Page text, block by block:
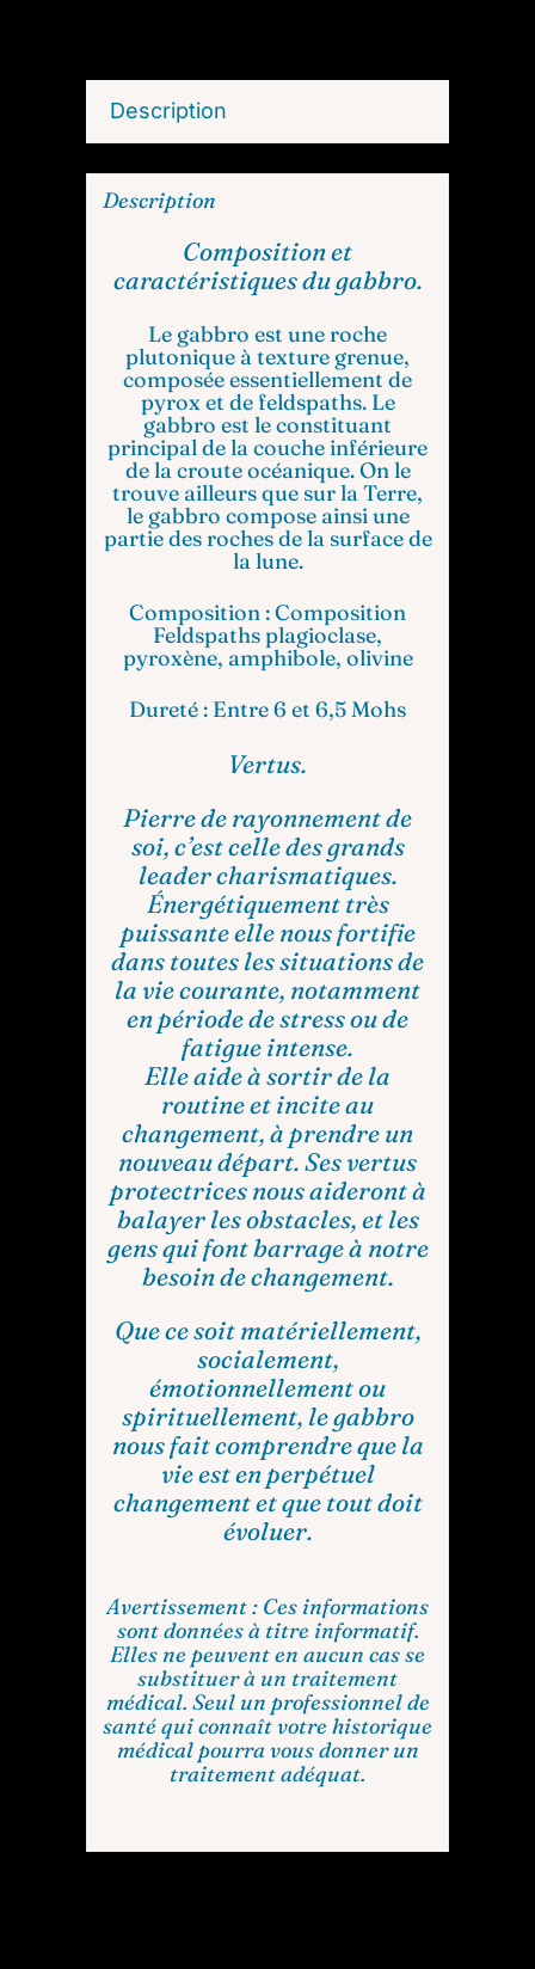
Description
Description
Composition et
caractéristiques du gabbro.
Le gabbro est une roche
plutonique à texture grenue,
composée essentiellement de
pyrox et de feldspaths. Le
gabbro est le constituant
principal de la couche inférieure
de la croute océanique. On le
trouve ailleurs que sur la Terre,
le gabbro compose ainsi une
partie des roches de la surface de
la lune.
Composition :Composition
Feldspaths plagioclase,
pyroxène, amphibole, olivine
Dureté : Entre 6 et 6,5 Mohs
Vertus.
Pierre de rayonnement de
soi, c’est celle des grands
leader charismatiques.
Énergétiquement très
puissante elle nous fortifie
dans toutes les situations de
la vie courante, notamment
en période de stress ou de
fatigue intense.
Elle aide à sortir de la
routine et incite au
changement, à prendre un
nouveau départ. Ses vertus
protectrices nous aideront à
balayer les obstacles, et les
gens qui font barrage à notre
besoin de changement.
Que ce soit matériellement,
socialement,
émotionnellement ou
spirituellement, le gabbro
nous fait comprendre que la
vie est en perpétuel
changement et que tout doit
évoluer.
Avertissement : Ces informations
sont données à titre informatif.
Elles ne peuvent en aucun cas se
substituer à un traitement
médical. Seul un professionnel de
santé qui connaît votre historique
médical pourra vous donner un
traitement adéquat.